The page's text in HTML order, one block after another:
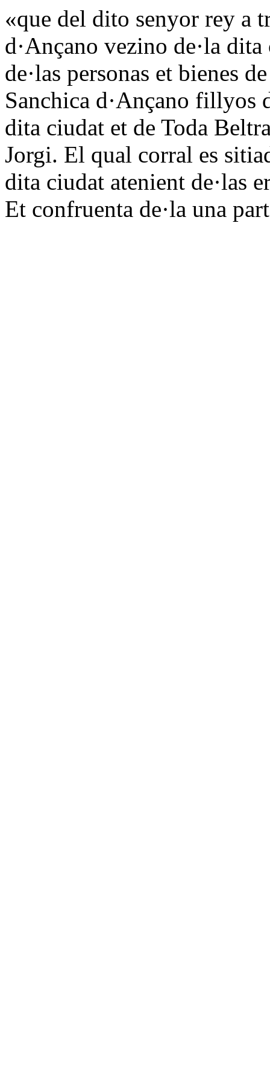
«que del dito senyor rey a
d·Ançano vezino de·la
de·las personas et bienes
Sanchica d·Ançano fillyos
dita ciudat et de Toda
Jorgi. El qual corral es
dita ciudat atenient de·las
Et confruenta de·la una